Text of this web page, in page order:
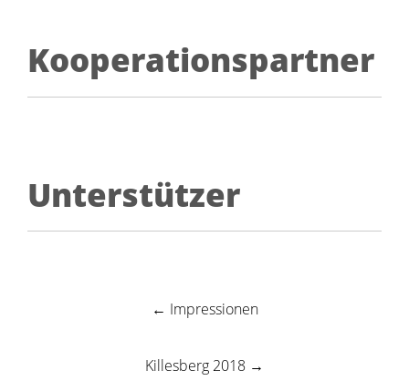
Kooperationspartner
Unterstützer
navigation
← Impressionen
Killesberg 2018 →